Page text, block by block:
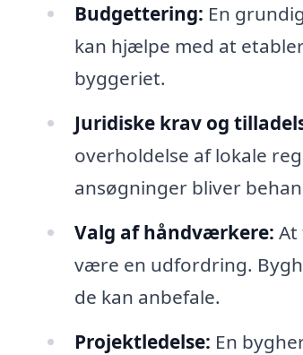
Budgettering: En
kan hjælpe med at
byggeriet.
Juridiske krav og
overholdelse af lokale
ansøgninger bliver
Valg af håndværkere: At
være en udfordring.
de kan anbefale.
Projektledelse: En